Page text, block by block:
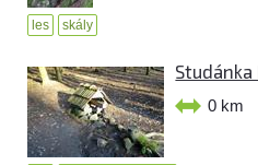
les skály
0 km